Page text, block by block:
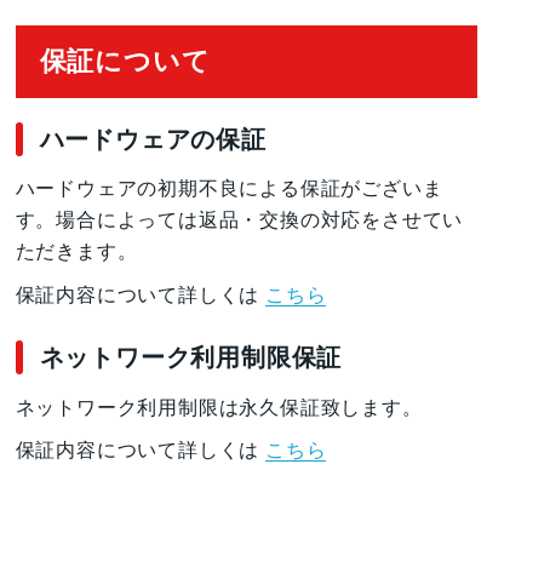
保証について
ハードウェアの保証
ハードウェアの初期不良による保証がございま
す。場合によっては返品・交換の対応をさせてい
ただきます。
保証内容について詳しくは こちら
ネットワーク利用制限保証
ネットワーク利用制限は永久保証致します。
保証内容について詳しくは こちら